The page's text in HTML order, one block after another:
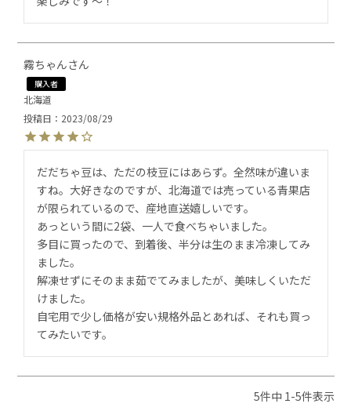
霧ちゃん
購入者
北海道
投稿日
2023/08/29
だだちゃ豆は、ただの枝豆にはあらず。全然味が違いま
すね。大好きなのですが、北海道では売っている青果店
が限られているので、産地直送嬉しいです。
あっという間に2袋、一人で食べちゃいました。
多目に買ったので、到着後、半分は生のまま冷凍してみ
ました。
解凍せずにそのまま茹でてみましたが、美味しくいただ
けました。
自宅用で少し価格が安い規格外品とあれば、それも買っ
てみたいです。
5件中 1-5件表示